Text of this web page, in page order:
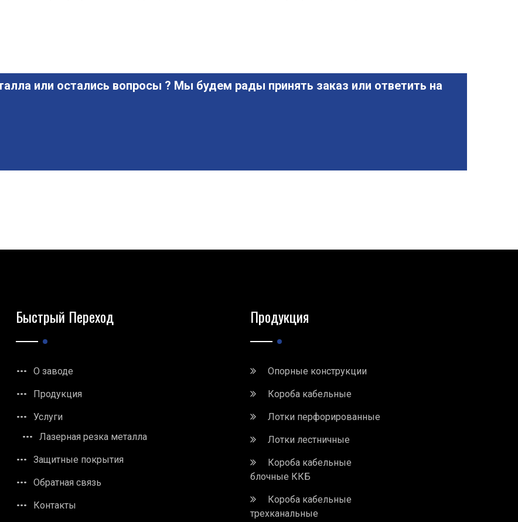
или остались вопросы ? Мы будем рады принять заказ или ответить на
Быстрый Переход
О заводе
Продукция
Услуги
Лазерная резка металла
Защитные покрытия
Обратная связь
Контакты
Продукция
Опорные конструкции
Короба кабельные
Лотки перфорированные
Лотки лестничные
Короба кабельные
блочные ККБ
Короба кабельные
трехканальные